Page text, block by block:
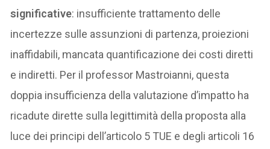
significative: insufficiente trattamento delle
incertezze sulle assunzioni di partenza, proiezioni
inaffidabili, mancata quantificazione dei costi diretti
e indiretti. Per il professor Mastroianni, questa
doppia insufficienza della valutazione d’impatto ha
ricadute dirette sulla legittimità della proposta alla
luce dei principi dell’articolo 5 TUE e degli articoli 16